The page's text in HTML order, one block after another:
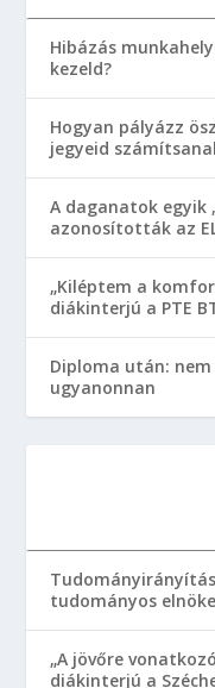
Hibázás
kezeld?
Hogyan pályázz
jegyeid
A daganatok egyik
azonosították az
„Kiléptem a
diákinterjú a PTE
Diploma után:
ugyanonnan
Tudományirányítás
tudományos elnöke
„A jövőre
diákinterjú a